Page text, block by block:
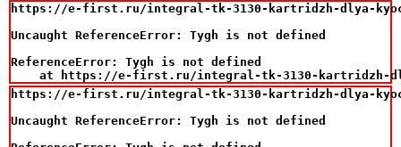
https://e-first.ru/integral-tk-3130-kartridzh-dlya-
Uncaught ReferenceError: Tygh is not defined
ReferenceError: Tygh is not defined
at https://e-first.ru/integral-tk-3130-
https://e-first.ru/integral-tk-3130-kartridzh-dlya-kyocera-
Uncaught ReferenceError: Tygh is not defined